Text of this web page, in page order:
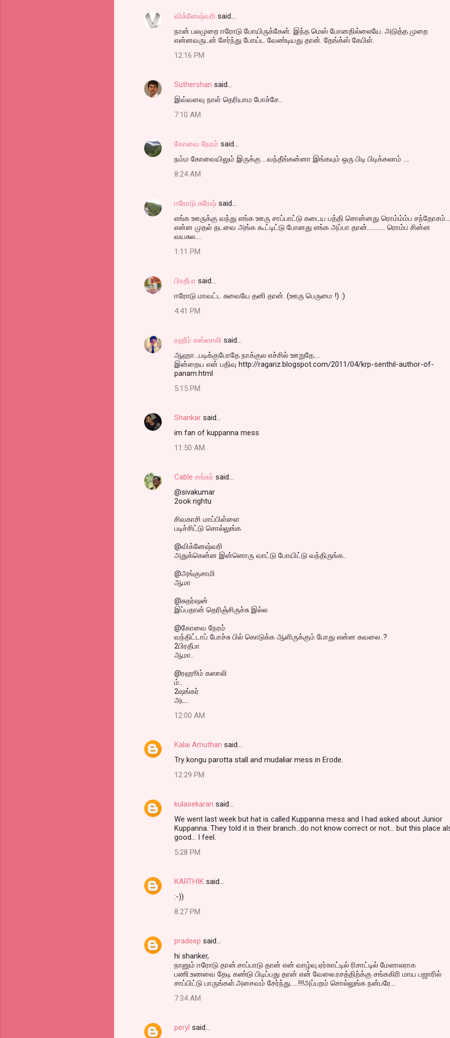
விக்னேஷ்வரி said…
நான் பலமுறை ஈரோடு போயிருக்கேன். இந்த மெஸ் போனதில்லையே. அடுத்த முறை
என்னவருடன் சேர்ந்து போய்ட வேண்டியது தான். தேங்க்ஸ் கேபிள்.
12:16 PM
Suthershan said…
இவ்வளவு நாள் தெரியாம போச்சே..
7:10 AM
கோவை நேரம் said…
நம்ம கோவையிலும் இருக்கு ...வந்தீங்கன்னா இங்கயும் ஒரு பிடி பிடிக்கலாம் ....
8:24 AM
ஈரோடு சுரேஷ் said…
எங்க ஊருக்கு வந்து எங்க ஊரு சாப்பாட்டு கடைய பத்தி சொன்னது ரொம்ம்ம்ப
என்ன முதல் தடவை அங்க கூட்டிட்டு போனது எங்க அப்பா தான்............ ரொம்ப சின்ன
வயசுல....
1:11 PM
பிரதீபா said…
ஈரோடு மாவட்ட சுவையே தனி தான். (ஊரு பெருமை !) :)
4:41 PM
ரஹீம் கஸ்ஸாலி said…
ஆஹா...படிக்குபோதே நாக்குல எச்சில் ஊறுதே....
இன்றைய என் பதிவு http://ragariz.blogspot.com/2011/04/krp-senthil-author-of-
panam.html
5:15 PM
Shankar said…
im fan of kuppanna mess
11:50 AM
Cable சங்கர் said…
@sivakumar
2ook rightu
சிவகாசி மாப்பிள்ளை
படிச்சிட்டு சொல்லுங்க
@விக்னேஷ்வரி
அதுக்கென்ன இன்னொரு வாட்டு போயிட்டு வந்திருங்க..
@அங்குசாமி
ஆமா
@சுதர்ஷன்
இப்பதான் தெரிஞ்சிருச்சு இல்ல
@கோவை நேரம்
வந்திட்டாப் போச்சு பில் கொடுக்க ஆளிருக்கும் போது என்ன கவலை..?
2பிரதீபா
ஆமா..
@ரஹூம் கஸாலி
ம்..
2ஷங்கர்
அட..
12:00 AM
Kalai Amuthan said…
Try kongu parotta stall and mudaliar mess in Erode.
12:29 PM
kulasekaran said…
We went last week but hat is called Kuppanna mess and I had asked about Junior
Kuppanna. They told it is their branch...do not know correct or not... but this place
good... I feel.
5:28 PM
KARTHIK said…
:-))
8:27 PM
pradeep said…
hi shanker,
நானும் ஈரோடு தான்.சாப்பாடு தான் என் வாழ்வு.ஏர்காட்டில் ரிசாட்டில் மேளாலராக
பணி.உணவை தேடி கண்டு பிடிப்பது தான் என் வேலை.ரசத்திற்க்கு சங்ககிரி மாய பஜாரில்
சாப்பிட்டு பாருங்கள்.அசைவம் சேர்ந்து.....!!!அப்பறம் சொல்லுங்க நன்பரே...
7:34 AM
peryl said…